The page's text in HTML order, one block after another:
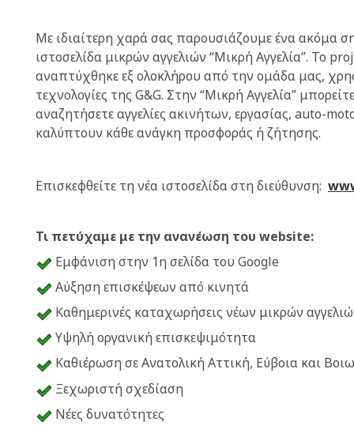
Με ιδιαίτερη χαρά σας παρουσιάζουμε ένα ακόμα
ιστοσελίδα μικρών αγγελιών “Μικρή Αγγελία”. Το
αναπτύχθηκε εξ ολοκλήρου από την ομάδα μας,
τεχνολογίες της G&G. Στην “Μικρή Αγγελία”
αναζητήσετε αγγελίες ακινήτων, εργασίας, auto-
καλύπτουν κάθε ανάγκη προσφοράς ή ζήτησης.
Επισκεφθείτε τη νέα ιστοσελίδα στη διεύθυνση:
Τι πετύχαμε με την ανανέωση του website:
Εμφάνιση στην 1η σελίδα του Google
Αύξηση επισκέψεων από κινητά
Καθημερινές καταχωρήσεις νέων μικρών
Υψηλή οργανική επισκεψιμότητα
Καθιέρωση σε Ανατολική Αττική, Εύβοια και
Ξεχωριστή σχεδίαση
Νέες δυνατότητες